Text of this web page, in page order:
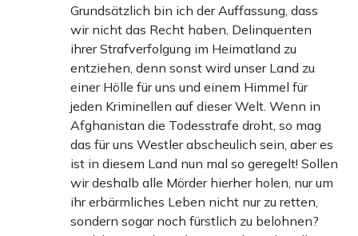
Grundsätzlich bin ich der Auffassung, dass
wir nicht das Recht haben, Delinquenten
ihrer Strafverfolgung im Heimatland zu
entziehen, denn sonst wird unser Land zu
einer Hölle für uns und einem Himmel für
jeden Kriminellen auf dieser Welt. Wenn in
Afghanistan die Todesstrafe droht, so mag
das für uns Westler abscheulich sein, aber es
ist in diesem Land nun mal so geregelt! Sollen
wir deshalb alle Mörder hierher holen, nur um
ihr erbärmliches Leben nicht nur zu retten,
sondern sogar noch fürstlich zu belohnen?